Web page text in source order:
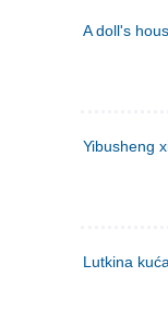
A doll's
Yibusheng
Lutkina